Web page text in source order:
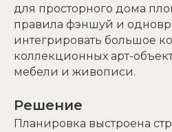
для просторного дома
правила фэншуй и
интегрировать большое
коллекционных арт-
мебели и живописи.
Решение
Планировка выстроена